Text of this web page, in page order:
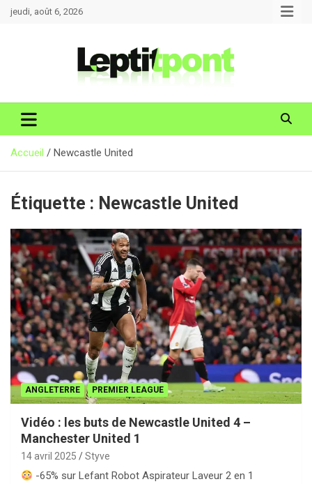
Aller
au
jeudi, août 6, 2026
Accueil Newcastle United
Étiquette : Newcastle United
ANGLETERRE PREMIER LEAGUE
Vidéo : les buts de Newcastle United 4 –
Manchester United 1
14 avril 2025 Styve
-65% sur Lefant Robot Aspirateur Laveur 2 en 1